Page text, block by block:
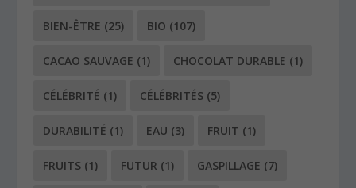
BIEN-ÊTRE (25) BIO (107)
CACAO SAUVAGE (1) CHOCOLAT DURABLE (1)
CÉLÉBRITÉ (1) CÉLÉBRITÉS (5)
DURABILITÉ (1) EAU (3) FRUIT (1)
FRUITS (1) FUTUR (1) GASPILLAGE (7)